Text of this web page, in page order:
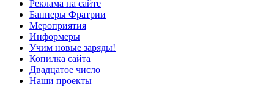
Реклама на сайте
Баннеры Фратрии
Мероприятия
Информеры
Учим новые заряды!
Копилка сайта
Двадцатое число
Наши проекты